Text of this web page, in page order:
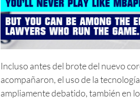
Incluso antes del brote del nuevo
acompañaron, el uso de la
ampliamente debatido, también en